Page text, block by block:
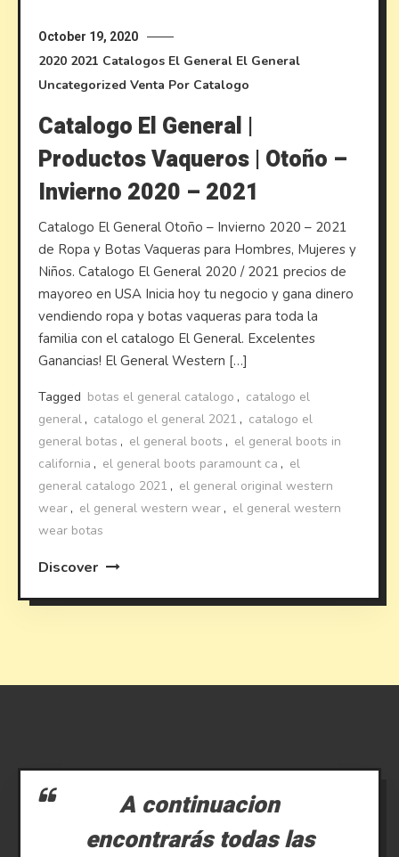
October 19, 2020
2020 2021 Catalogos El General El General
Uncategorized Venta Por Catalogo
Catalogo El General |
Productos Vaqueros | Otoño –
Invierno 2020 – 2021
Catalogo El General Otoño – Invierno 2020 – 2021
de Ropa y Botas Vaqueras para Hombres, Mujeres y
Niños. Catalogo El General 2020 / 2021 precios de
mayoreo en USA Inicia hoy tu negocio y gana dinero
vendiendo ropa y botas vaqueras para toda la
familia con el catalogo El General. Excelentes
Ganancias! El General Western […]
Tagged botas el general catalogo , catalogo el
general , catalogo el general 2021 , catalogo el
general botas , el general boots , el general boots in
california , el general boots paramount ca , el
general catalogo 2021 , el general original western
wear , el general western wear , el general western
wear botas
Discover
A continuacion
encontrarás todas las